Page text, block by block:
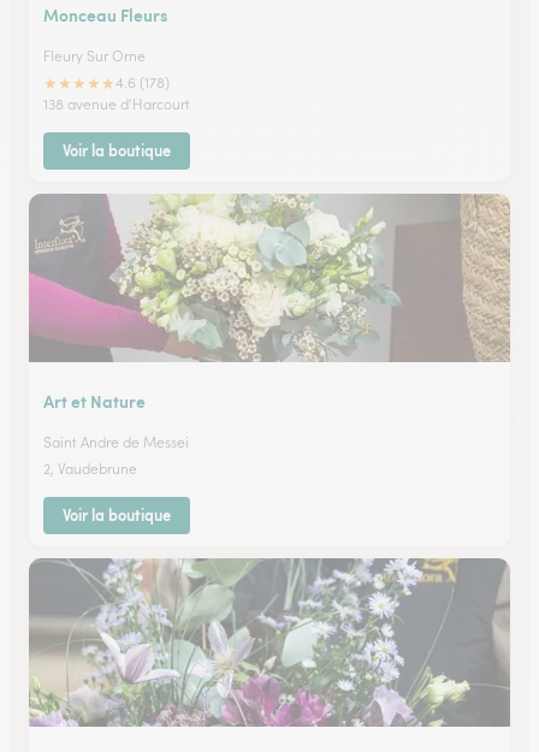
Monceau Fleurs
Fleury Sur Orne
★★★★★4.6 (178)
138 avenue d'Harcourt
Voir la boutique
Art et Nature
Saint Andre de Messei
2, Vaudebrune
Voir la boutique